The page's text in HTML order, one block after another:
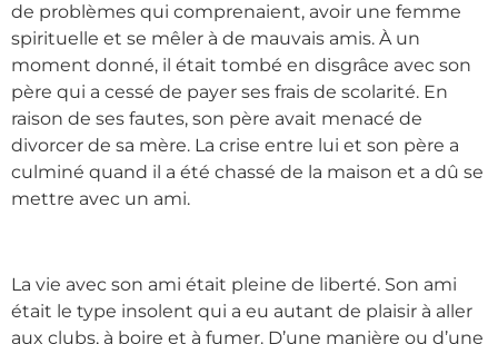
de problèmes qui comprenaient, avoir une femme
spirituelle et se mêler à de mauvais amis. À un
moment donné, il était tombé en disgrâce avec son
père qui a cessé de payer ses frais de scolarité. En
raison de ses fautes, son père avait menacé de
divorcer de sa mère. La crise entre lui et son père a
culminé quand il a été chassé de la maison et a dû se
mettre avec un ami.
La vie avec son ami était pleine de liberté. Son ami
était le type insolent qui a eu autant de plaisir à aller
aux clubs, à boire et à fumer. D’une manière ou d’une